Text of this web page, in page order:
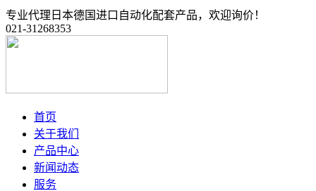
专业代理日本德国进口自动化配套产品，欢迎询价！
021-31268353
首页
关于我们
产品中心
新闻动态
服务